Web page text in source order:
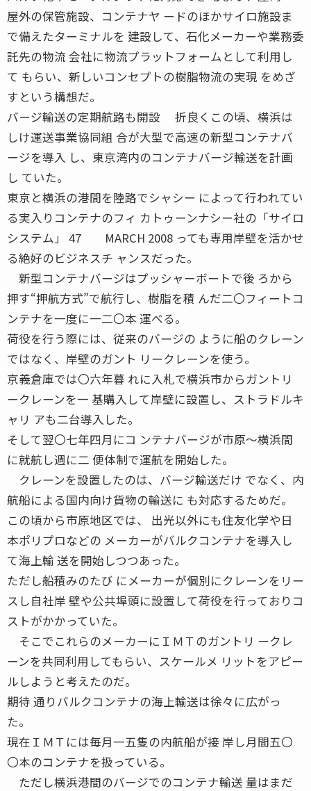
屋外の保管施設、コンテナヤ ードのほかサイロ施設ま
で備えたターミナルを 建設して、石化メーカーや業務委
託先の物流 会社に物流プラットフォームとして利用し
て もらい、新しいコンセプトの樹脂物流の実現 をめざ
すという構想だ。
バージ輸送の定期航路も開設 折良くこの頃、横浜は
しけ運送事業協同組 合が大型で高速の新型コンテナバ
ージを導入 し、東京湾内のコンテナバージ輸送を計画
し ていた。
東京と横浜の港間を陸路でシャシー によって行われてい
る実入りコンテナのフィ カトゥーンナシー社の「サイロ
システム」 47 MARCH 2008 っても専用岸壁を活かせ
る絶好のビジネスチ ャンスだった。
新型コンテナバージはプッシャーボートで後 ろから
押す“押航方式”で航行し、樹脂を積 んだ二〇フィートコ
ンテナを一度に一二〇本 運べる。
荷役を行う際には、従来のバージの ように船のクレーン
ではなく、岸壁のガント リークレーンを使う。
京義倉庫では〇六年暮 れに入札で横浜市からガントリ
ークレーンを一 基購入して岸壁に設置し、ストラドルキ
ャリ アも二台導入した。
そして翌〇七年四月にコ ンテナバージが市原〜横浜間
に就航し週に二 便体制で運航を開始した。
クレーンを設置したのは、バージ輸送だけ でなく、内
航船による国内向け貨物の輸送に も対応するためだ。
この頃から市原地区では、 出光以外にも住友化学や日
本ポリプロなどの メーカーがバルクコンテナを導入し
て海上輸 送を開始しつつあった。
ただし船積みのたび にメーカーが個別にクレーンをリー
スし自社岸 壁や公共埠頭に設置して荷役を行っておりコ
ストがかかっていた。
そこでこれらのメーカーにＩＭＴのガントリ ークレ
ーンを共同利用してもらい、スケールメ リットをアピー
ルしようと考えたのだ。
期待 通りバルクコンテナの海上輸送は徐々に広がっ
た。
現在ＩＭＴには毎月一五隻の内航船が接 岸し月間五〇
〇本のコンテナを扱っている。
ただし横浜港間のバージでのコンテナ輸送 量はまだ